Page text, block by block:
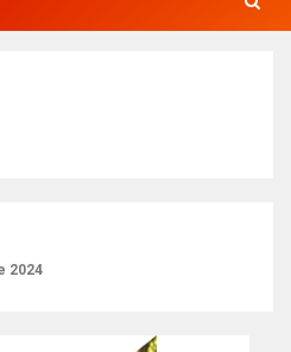
2024